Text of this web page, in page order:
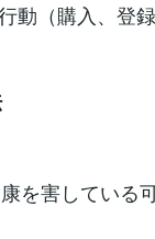
動（購入、登
を害している